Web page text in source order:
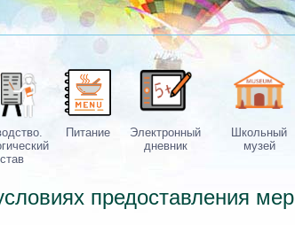
Питание
Электронный
дневник
Школьный
музей
предоставления мер